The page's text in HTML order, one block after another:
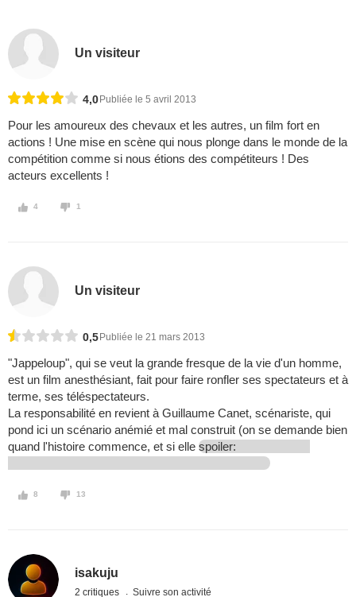
Un visiteur
4,0 Publiée le 5 avril 2013
Pour les amoureux des chevaux et les autres, un film fort en
actions ! Une mise en scène qui nous plonge dans le monde de la
compétition comme si nous étions des compétiteurs ! Des
acteurs excellents !
4 1
Un visiteur
0,5 Publiée le 21 mars 2013
"Jappeloup", qui se veut la grande fresque de la vie d'un homme,
est un film anesthésiant, fait pour faire ronfler ses spectateurs et à
terme, ses téléspectateurs.
La responsabilité en revient à Guillaume Canet, scénariste, qui
pond ici un scénario anémié et mal construit (on se demande bien
quand l'histoire commence, et si elle spoiler:
8 13
isakuju
2 critiques Suivre son activité